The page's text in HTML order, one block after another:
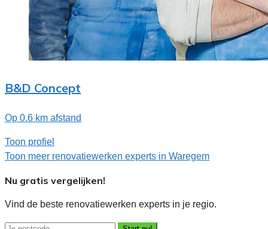
B&D Concept
Op 0.6 km afstand
Toon profiel
Toon meer renovatiewerken experts in Waregem
Nu gratis vergelijken!
Vind de beste renovatiewerken experts in je regio.